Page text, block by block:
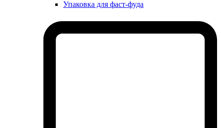
Упаковка для фаст-фуда